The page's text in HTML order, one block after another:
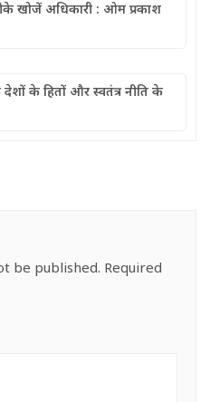
खोजें अधिकारी : ओम प्रकाश
के हितों और स्वतंत्र नीति के
be published. Required